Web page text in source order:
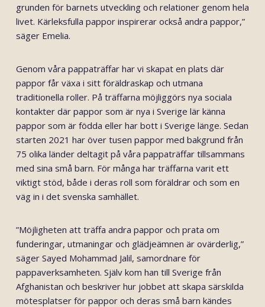
grunden för barnets utveckling och relationer genom hela
livet. Kärleksfulla pappor inspirerar också andra pappor,”
säger Emelia.
Genom våra pappaträffar har vi skapat en plats där
pappor får växa i sitt föräldraskap och utmana
traditionella roller. På träffarna möjliggörs nya sociala
kontakter där pappor som är nya i Sverige lär känna
pappor som är födda eller har bott i Sverige länge. Sedan
starten 2021 har över tusen pappor med bakgrund från
75 olika länder deltagit på våra pappaträffar tillsammans
med sina små barn. För många har träffarna varit ett
viktigt stöd, både i deras roll som föräldrar och som en
väg in i det svenska samhället.
”Möjligheten att träffa andra pappor och prata om
funderingar, utmaningar och glädjeämnen är ovärderlig,”
säger Sayed Mohammad Jalil, samordnare för
pappaverksamheten. Själv kom han till Sverige från
Afghanistan och beskriver hur jobbet att skapa särskilda
mötesplatser för pappor och deras små barn kändes